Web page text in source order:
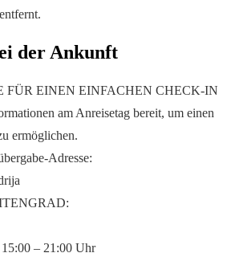
der Ankunft
FÜR EINEN EINFACHEN CHECK-IN
am Anreisetag bereit, um einen
ermöglichen.
Adresse:
– 21:00 Uhr